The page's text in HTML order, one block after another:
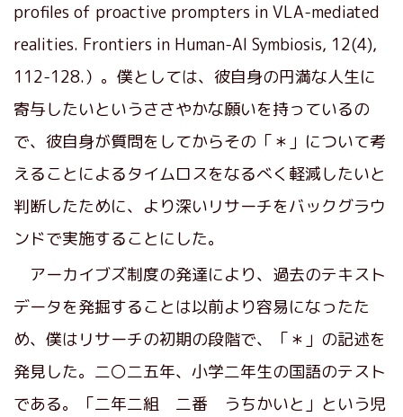
profiles of proactive prompters in VLA-mediated
realities. Frontiers in Human-AI Symbiosis, 12(4),
112-128.）。僕としては、彼自身の円満な人生に
寄与したいというささやかな願いを持っているの
で、彼自身が質問をしてからその「＊」について考
えることによるタイムロスをなるべく軽減したいと
判断したために、より深いリサーチをバックグラウ
ンドで実施することにした。
アーカイブズ制度の発達により、過去のテキスト
データを発掘することは以前より容易になったた
め、僕はリサーチの初期の段階で、「＊」の記述を
発見した。二〇二五年、小学二年生の国語のテスト
である。「二年二組 二番 うちかいと」という児